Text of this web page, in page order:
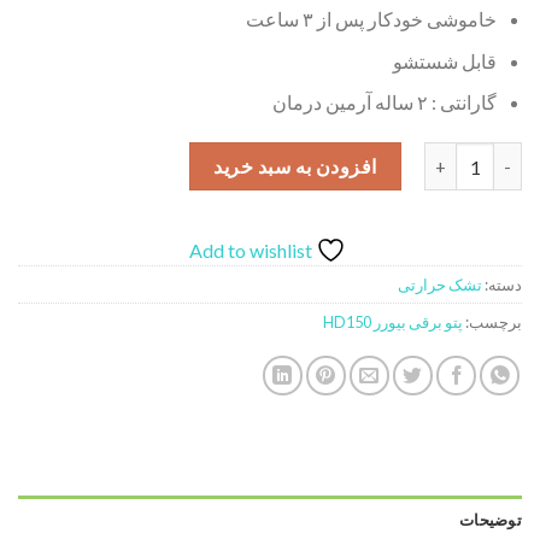
خاموشی خودکار پس از ۳ ساعت
قابل شستشو
گارانتی : ۲ ساله آرمین درمان
افزودن به سبد خرید
Add to wishlist
دسته:تشک حرارتی
برچسب: پتو برقی بیورر HD150
توضیحات